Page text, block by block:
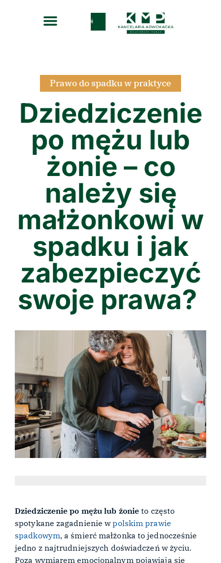
Zadzwoń
Prawo do spadku w praktyce
Dziedziczenie
po mężu lub
żonie – co
należy się
małżonkowi w
spadku i jak
zabezpieczyć
swoje prawa?
Dziedziczenie po mężu lub żonie to często
spotykane zagadnienie wpolskim prawie
spadkowym, a śmierć małżonka to jednocześnie
jedno z najtrudniejszych doświadczeń w życiu.
Poza wymiarem emocjonalnym pojawiają się